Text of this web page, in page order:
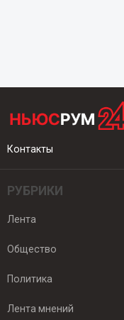
Контакты
РУБРИКИ
Лента
Общество
Политика
Лента мнений